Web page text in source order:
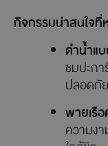
น้ำทะเลสีฟ้าใสสะอ
ด้วยต้นไม้เขียวขจี
พร้อมด้วยแหล่งอ
มากมาย ไม่ว่าจะ
ไหลออกสู่ทะเล ซึ่
สงบ ผู้คนไม่พลุก
ตลอดวัน พร้อมด้